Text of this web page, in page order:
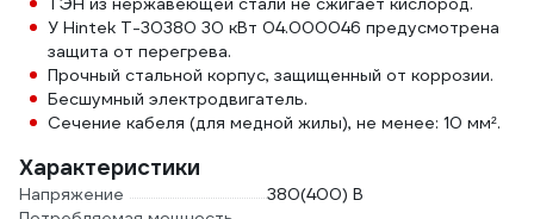
У Hintek Т-30380 30 кВт 04.000046 предусмотрена
защита от перегрева.
Прочный стальной корпус, защищенный от коррозии.
Бесшумный электродвигатель.
Сечение кабеля (для медной жилы), не менее: 10 мм².
Характеристики
Напряжение
380(400) В